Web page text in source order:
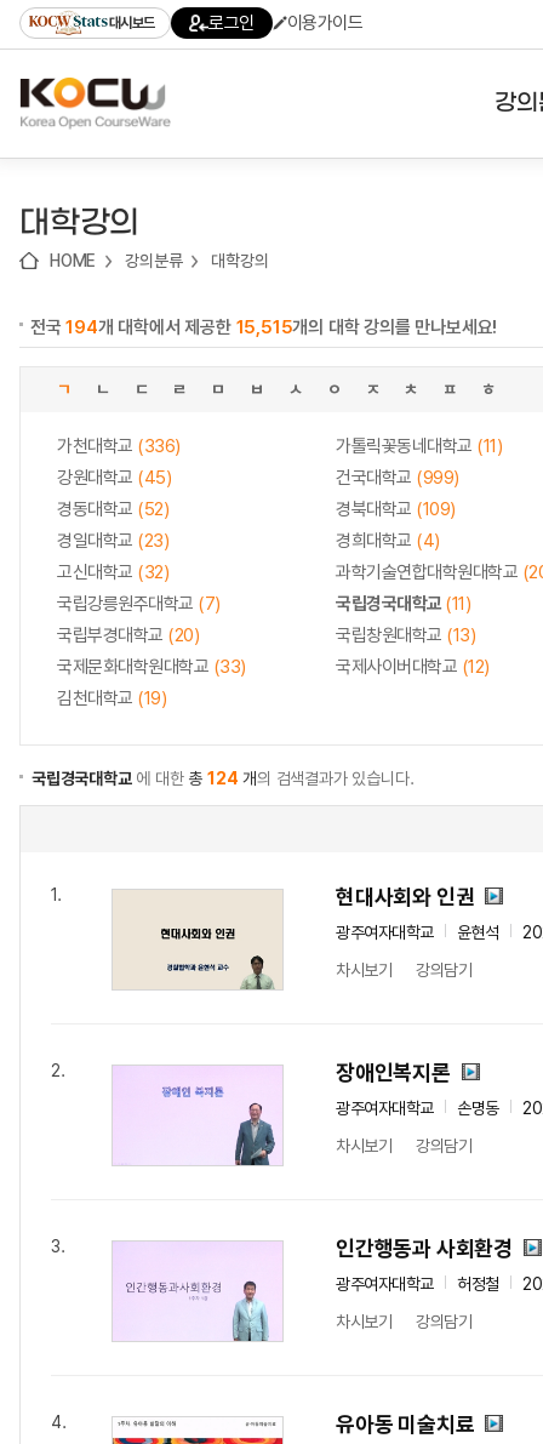
기
기
기
content)
가
대시보드 로그인 이용가이드
강
대학강의
HOME 강의분류 대학강의
전국194개 대학에서 제공한 15,515개의 대학 강의를 만나보세요!
ㄱ ㄴ ㄷ ㄹ ㅁ ㅂ ㅅ ㅇ ㅈ ㅊ ㅍ ㅎ
가천대학교 (336) 가톨릭꽃동네대학교 (11)
강원대학교 (45) 건국대학교 (999)
경동대학교 (52) 경북대학교 (109)
경일대학교 (23) 경희대학교 (4)
고신대학교 (32) 과학기술연합대학원대학교
국립강릉원주대학교 (7) 국립경국대학교(11)
국립부경대학교 (20) 국립창원대학교 (13)
국제문화대학원대학교 (33) 국제사이버대학교 (12)
김천대학교 (19)
국립경국대학교에 대한총124 개의 검색결과가 있습니다.
1. 현대사회와 인권
광주여자대학교 윤현석
차시보기
강의담기
2. 장애인복지론
광주여자대학교 손명동
차시보기
강의담기
3. 인간행동과 사회환경
광주여자대학교 허정철
차시보기
강의담기
4. 유아동 미술치료